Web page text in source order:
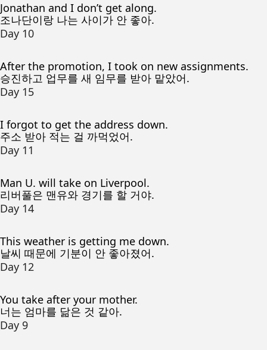
Jonathan and I don’t get along.
조나단이랑 나는 사이가 안 좋아.
Day 10
After the promotion, I took on new assignments.
승진하고 업무를 새 임무를 받아 맡았어.
Day 15
I forgot to get the address down.
주소 받아 적는 걸 까먹었어.
Day 11
Man U. will take on Liverpool.
리버풀은 맨유와 경기를 할 거야.
Day 14
This weather is getting me down.
날씨 때문에 기분이 안 좋아졌어.
Day 12
You take after your mother.
너는 엄마를 닮은 것 같아.
Day 9